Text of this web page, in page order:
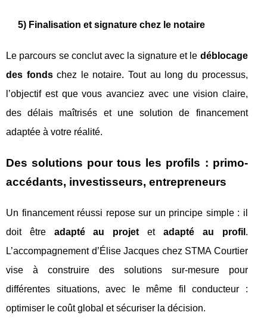
5) Finalisation et signature chez le notaire
Le parcours se conclut avec la signature et le déblocage
des fondschez le notaire. Tout au long du processus,
l’objectif est que vous avanciez avec une vision claire,
des délais maîtrisés et une solution de financement
adaptée à votre réalité.
Des solutions pour tous les profils : primo-
accédants, investisseurs, entrepreneurs
Un financement réussi repose sur un principe simple : il
doit être adapté au projet et adapté au profil .
L’accompagnement d’Élise Jacques chez STMA Courtier
vise à construire des solutions sur-mesure pour
différentes situations, avec le même fil conducteur :
optimiser le coût global et sécuriser la décision.